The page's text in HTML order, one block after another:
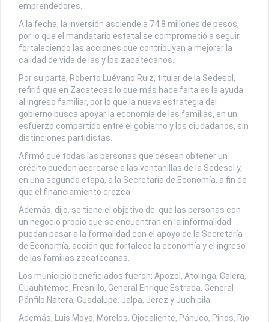
emprendedores.
A la fecha, la inversión asciende a 74.8 millones de pesos,
por lo que el mandatario estatal se comprometió a seguir
fortaleciendo las acciones que contribuyan a mejorar la
calidad de vida de las y los zacatecanos.
Por su parte, Roberto Luévano Ruiz, titular de la Sedesol,
refirió que en Zacatecas lo que más hace falta es la ayuda
al ingreso familiar, por lo que la nueva estrategia del
gobierno busca apoyar la economía de las familias, en un
esfuerzo compartido entre el gobierno y los ciudadanos, sin
distinciones partidistas.
Afirmó que todas las personas que deseen obtener un
crédito pueden acercarse a las ventanillas de la Sedesol y,
en una segunda etapa, a la Secretaría de Economía, a fin de
que el financiamiento crezca.
Además, dijo, se tiene el objetivo de que las personas con
un negocio propio que se encuentran en la informalidad
puedan pasar a la formalidad con el apoyo de la Secretaría
de Economía, acción que fortalece la economía y el ingreso
de las familias zacatecanas.
Los municipio beneficiados fueron: Apozol, Atolinga, Calera,
Cuauhtémoc, Fresnillo, General Enrique Estrada, General
Pánfilo Natera, Guadalupe, Jalpa, Jerez y Juchipila.
Además, Luis Moya, Morelos, Ojocaliente, Pánuco, Pinos, Río